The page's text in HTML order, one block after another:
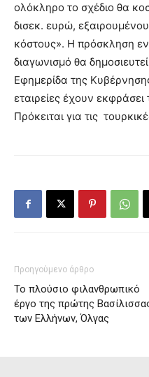
ολόκληρο το σχέδιο θα
δισεκ. ευρώ,
κόστους». Η πρόσκληση
διαγωνισμό θα
Εφημερίδα της
εταιρείες έχουν
Πρόκειται για τις
Προηγούμενο άρθρο
Το πλούσιο φιλανθρωπικό
έργο της πρώτης
των Ελλήνων, Όλγας